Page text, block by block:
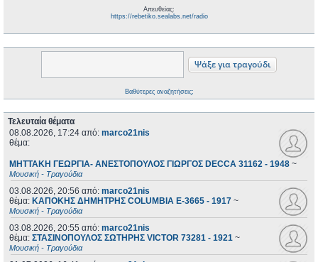
Απευθείας:
https://rebetiko.sealabs.net/radio
Βαθύτερες αναζητήσεις;
Τελευταία θέματα
08.08.2026, 17:24 από: marco21nis
θέμα:
ΜΗΤΤΑΚΗ ΓΕΩΡΓΙΑ- ΑΝΕΣΤΟΠΟΥΛΟΣ ΓΙΩΡΓΟΣ DECCA 31162 - 1948 ~
Μουσική - Τραγούδια
03.08.2026, 20:56 από: marco21nis
θέμα: ΚΑΠΟΚΗΣ ΔΗΜΗΤΡΗΣ COLUMBIA E-3665 - 1917 ~
Μουσική - Τραγούδια
03.08.2026, 20:55 από: marco21nis
θέμα: ΣΤΑΣΙΝΟΠΟΥΛΟΣ ΣΩΤΗΡΗΣ VICTOR 73281 - 1921 ~
Μουσική - Τραγούδια